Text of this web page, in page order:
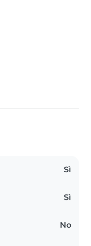
Sì
Sì
No